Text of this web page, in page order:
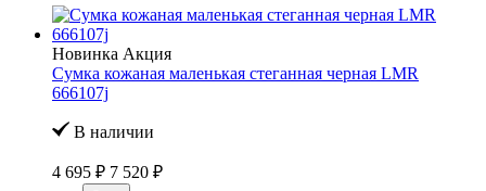
Новинка Акция
Сумка кожаная маленькая стеганная черная LMR
666107j
В наличии
4 695 ₽ 7 520 ₽